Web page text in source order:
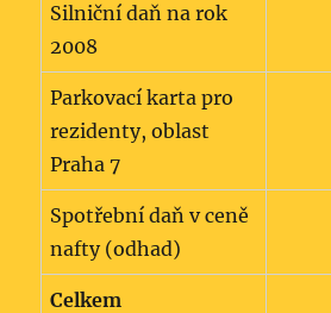
Silniční daň na rok
2008
Parkovací karta pro
rezidenty, oblast
Praha 7
Spotřební daň v ceně
nafty (odhad)
Celkem